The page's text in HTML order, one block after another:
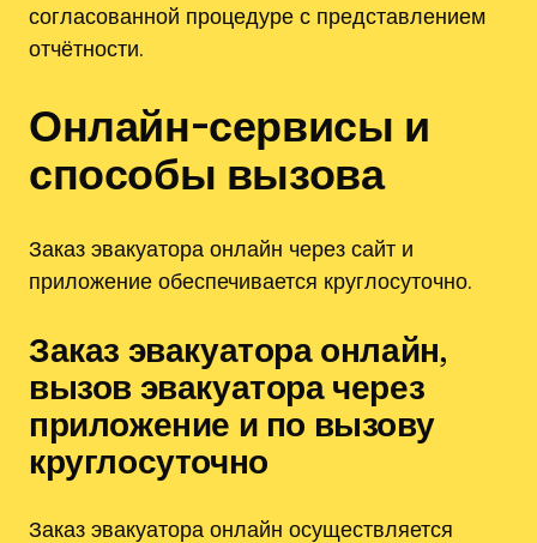
согласованной процедуре с представлением
отчётности.
Онлайн-сервисы и
способы вызова
Заказ эвакуатора онлайн через сайт и
приложение обеспечивается круглосуточно.
Заказ эвакуатора онлайн,
вызов эвакуатора через
приложение и по вызову
круглосуточно
Заказ эвакуатора онлайн осуществляется